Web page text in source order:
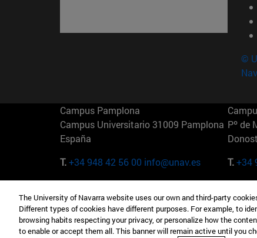
©
Campus Pamplona
Campus Universitario 31009 Pamplona
España
T.+34 948 42 56 00 info@unav.es
Pº de
T.+34
Camino del Cerro Águila 3 28023
Madrid España
165 W
EE.UU
The University of Navarra website uses our own and third-party
Different types of cookies have different purposes. For example, to
browsing habits respecting your privacy, or personalize how the
to enable or accept them all. This banner will remain active until you